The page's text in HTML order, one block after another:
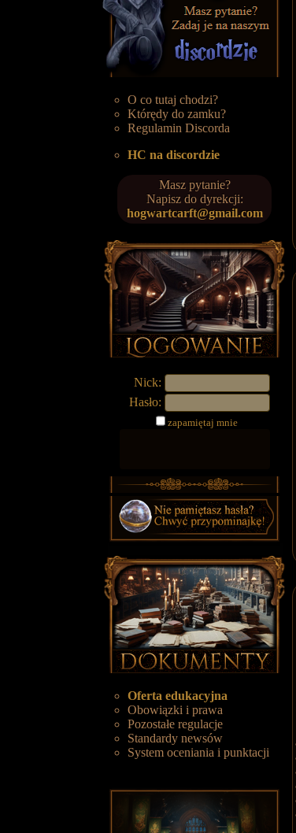
O co tutaj chodzi?
Którędy do zamku?
Regulamin Discorda
HC na discordzie
Masz pytanie?
Napisz do dyrekcji:
hogwartcarft@gmail.com
Nick:
Hasło:
zapamiętaj mnie
Oferta edukacyjna
Obowiązki i prawa
Pozostałe regulacje
Standardy newsów
System oceniania i punktacji